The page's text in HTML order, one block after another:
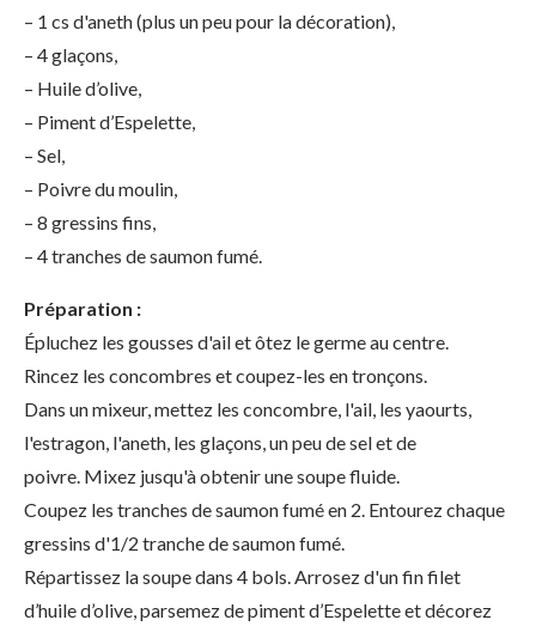
– 1 cs d'aneth (plus un peu pour la décoration),
– 4 glaçons,
– Huile d’olive,
– Piment d’Espelette,
– Sel,
– Poivre du moulin,
– 8 gressins fins,
– 4 tranches de saumon fumé.
Préparation :
Épluchez les gousses d'ail et ôtez le germe au centre.
Rincez les concombres et coupez-les en tronçons.
Dans un mixeur, mettez les concombre, l'ail, les yaourts,
l'estragon, l'aneth, les glaçons, un peu de sel et de
poivre. Mixez jusqu'à obtenir une soupe fluide.
Coupez les tranches de saumon fumé en 2. Entourez chaque
gressins d'1/2 tranche de saumon fumé.
Répartissez la soupe dans 4 bols. Arrosez d'un fin filet
d’huile d’olive, parsemez de piment d’Espelette et décorez